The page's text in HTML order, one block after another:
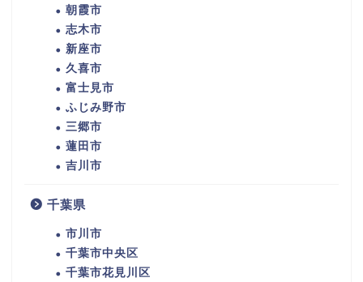
朝霞市
志木市
新座市
久喜市
富士見市
ふじみ野市
三郷市
蓮田市
吉川市
千葉県
市川市
千葉市中央区
千葉市花見川区